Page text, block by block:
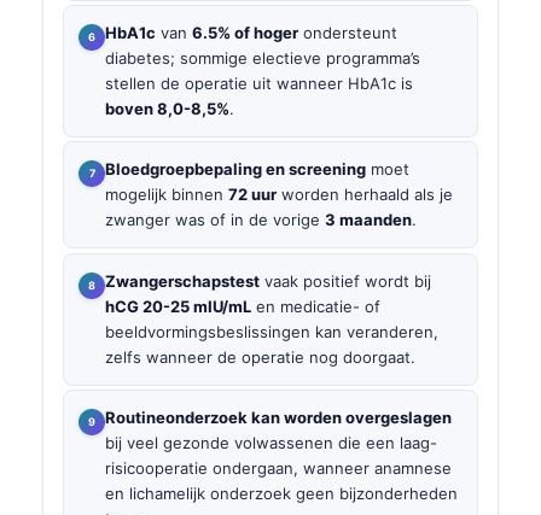
HbA1c van 6.5% of hoger ondersteunt
diabetes; sommige electieve programma’s
stellen de operatie uit wanneer HbA1c is
boven 8,0-8,5%.
Bloedgroepbepaling en screening moet
mogelijk binnen 72 uur worden herhaald als je
zwanger was of in de vorige 3 maanden.
Zwangerschapstest vaak positief wordt bij
hCG 20-25 mIU/mL en medicatie- of
beeldvormingsbeslissingen kan veranderen,
zelfs wanneer de operatie nog doorgaat.
Routineonderzoek kan worden overgeslagen
bij veel gezonde volwassenen die een laag-
risicooperatie ondergaan, wanneer anamnese
en lichamelijk onderzoek geen bijzonderheden